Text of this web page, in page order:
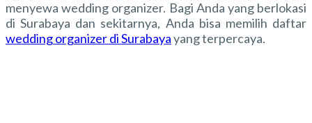
menyewa wedding organizer. Bagi Anda yang berlokasi
di Surabaya dan sekitarnya, Anda bisa memilih daftar
wedding organizer di Surabayayang terpercaya.